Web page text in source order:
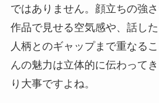
ではありません。顔立ちの強
作品で見せる空気感や、話した
人柄とのギャップまで重なる
んの魅力は立体的に伝わって
り大事ですよね。